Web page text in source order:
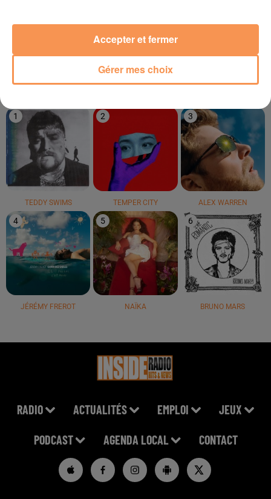
Bayahibe
LE TOP
1
TEDDY SWIMS
2
TEMPER CITY
3
ALEX WARREN
4
JÉRÉMY FREROT
5
NAÏKA
6
BRUNO MARS
RADIO ACTUALITÉS EMPLOI JEUX
PODCAST AGENDA LOCAL CONTACT
Gérer mes choix
Accepter et fermer